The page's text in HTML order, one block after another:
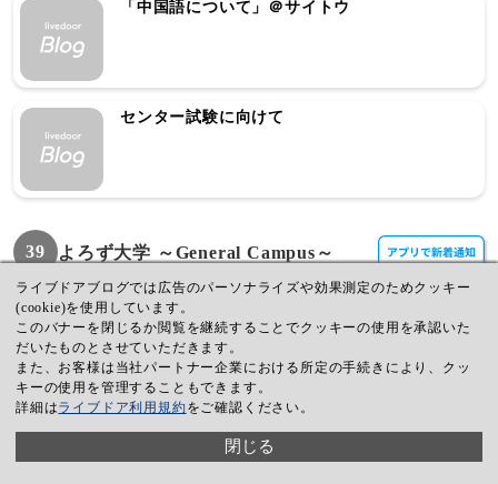
「中国語について」＠サイトウ
センター試験に向けて
39 よろず大学 ～General Campus～
御当地文学の旅＜番外編＞ ～白秋のふるさと
～
御当地文学の旅 ～啄木のふるさと⑦～
ライブドアブログでは広告のパーソナライズや効果測定のためクッキー
(cookie)を使用しています。
このバナーを閉じるか閲覧を継続することでクッキーの使用を承認いた
だいたものとさせていただきます。
また、お客様は当社パートナー企業における所定の手続きにより、クッ
キーの使用を管理することもできます。
詳細はライブドア利用規約をご確認ください。
閉じる